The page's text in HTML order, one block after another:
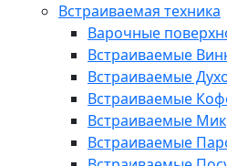
Встраиваемая техника
Варочные
Встраиваемые
Встраиваемые
Встраиваемые
Встраиваемые
Встраиваемые